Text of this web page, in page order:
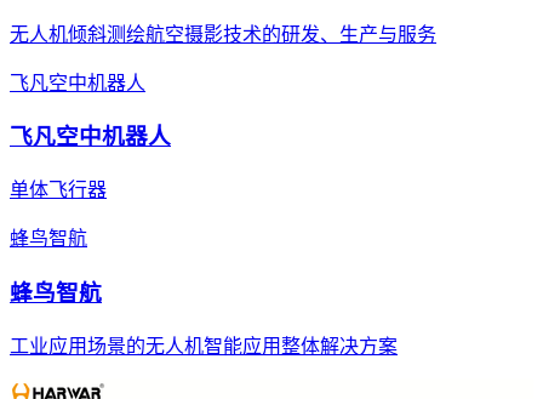
无人机倾斜测绘航空摄影技术的研发、生产与服务
飞凡空中机器人
飞凡空中机器人
单体飞行器
蜂鸟智航
蜂鸟智航
工业应用场景的无人机智能应用整体解决方案